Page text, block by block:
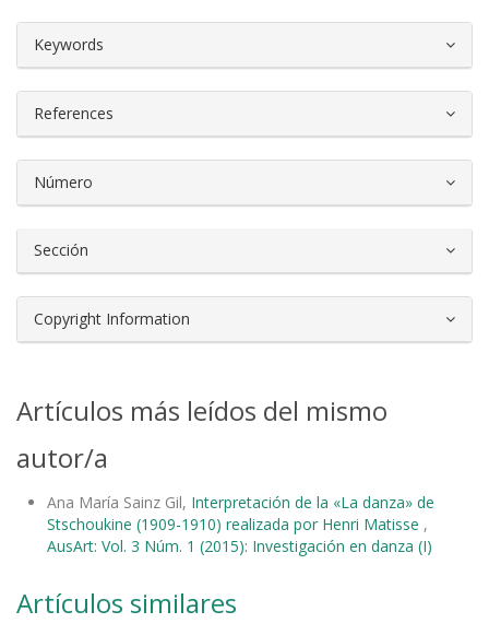
Keywords
References
Número
Sección
Copyright Information
Artículos más leídos del mismo
autor/a
Ana María Sainz Gil, Interpretación de la «La danza» de
Stschoukine (1909-1910) realizada por Henri Matisse ,
AusArt: Vol. 3 Núm. 1 (2015): Investigación en danza (I)
Artículos similares